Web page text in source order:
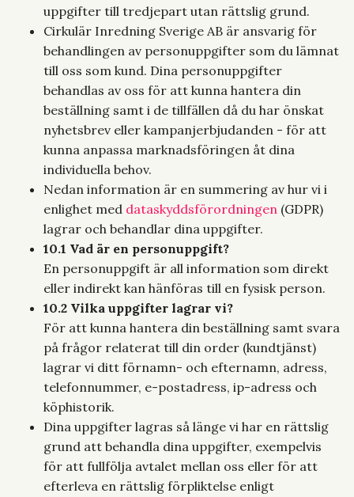
uppgifter till tredjepart utan rättslig grund.
Cirkulär Inredning Sverige AB är ansvarig för
behandlingen av personuppgifter som du lämnat
till oss som kund. Dina personuppgifter
behandlas av oss för att kunna hantera din
beställning samt i de tillfällen då du har önskat
nyhetsbrev eller kampanjerbjudanden - för att
kunna anpassa marknadsföringen åt dina
individuella behov.
Nedan information är en summering av hur vi i
enlighet med dataskyddsförordningen (GDPR)
lagrar och behandlar dina uppgifter.
10.1 Vad är en personuppgift?
En personuppgift är all information som direkt
eller indirekt kan hänföras till en fysisk person.
10.2 Vilka uppgifter lagrar vi?
För att kunna hantera din beställning samt svara
på frågor relaterat till din order (kundtjänst)
lagrar vi ditt förnamn- och efternamn, adress,
telefonnummer, e-postadress, ip-adress och
köphistorik.
Dina uppgifter lagras så länge vi har en rättslig
grund att behandla dina uppgifter, exempelvis
för att fullfölja avtalet mellan oss eller för att
efterleva en rättslig förpliktelse enligt